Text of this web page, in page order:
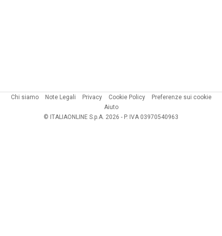
Chi siamo Note Legali Privacy Cookie Policy
Preferenze sui cookie
Aiuto
© ITALIAONLINE S.p.A. 2026 - P. IVA 03970540963